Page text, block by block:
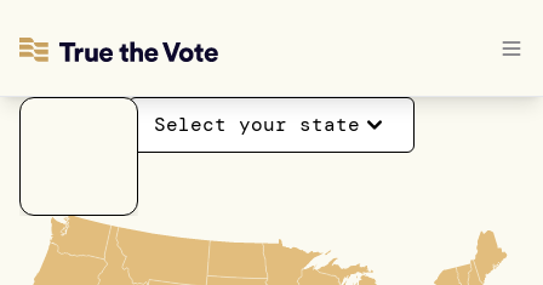
Select your state